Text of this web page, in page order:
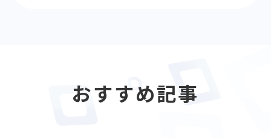
おすすめ記事